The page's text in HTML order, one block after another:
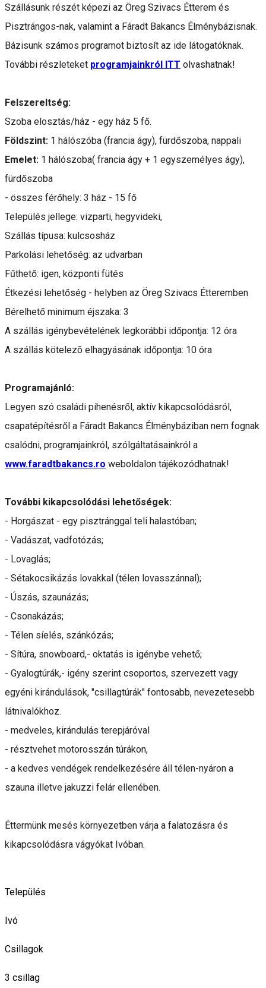
Szállásunk részét képezi az Öreg Szivacs Étterem és
Pisztrángos-nak, valamint a Fáradt Bakancs Élménybázisnak.
Bázisunk számos programot biztosít az ide látogatóknak.
További részleteket programjainkról ITT olvashatnak!
Felszereltség:
Szoba elosztás/ház - egy ház 5 fő.
Földszint: 1 hálószóba (francia ágy), fürdőszoba, nappali
Emelet: 1 hálószoba( francia ágy + 1 egyszemélyes ágy),
fürdőszoba
- összes férőhely: 3 ház - 15 fő
Település jellege: vizparti, hegyvideki,
Szállás típusa: kulcsosház
Parkolási lehetőség: az udvarban
Fűthető: igen, központi fütés
Étkezési lehetőség - helyben az Öreg Szivacs Étteremben
Bérelhető minimum éjszaka: 3
A szállás igénybevételének legkorábbi időpontja: 12 óra
A szállás kötelezõ elhagyásának időpontja: 10 óra
Programajánló:
Legyen szó családi pihenésről, aktív kikapcsolódásról,
csapatépítésről a Fáradt Bakancs Élménybáziban nem fognak
csalódni, programjainkról, szólgáltatásainkról a
www.faradtbakancs.ro weboldalon tájékozódhatnak!
További kikapcsolódási lehetőségek:
- Horgászat - egy pisztránggal teli halastóban;
- Vadászat, vadfotózás;
- Lovaglás;
- Sétakocsikázás lovakkal (télen lovasszánnal);
- Úszás, szaunázás;
- Csonakázás;
- Télen síelés, szánkózás;
- Sítúra, snowboard,- oktatás is igénybe vehető;
- Gyalogtúrák,- igény szerint csoportos, szervezett vagy
egyéni kirándulások, "csillagtúrák" fontosabb, nevezetesebb
látnivalókhoz.
- medveles, kirándulás terepjáróval
- résztvehet motorosszán túrákon,
- a kedves vendégek rendelkezésére áll télen-nyáron a
szauna illetve jakuzzi felár ellenében.
Éttermünk mesés környezetben várja a falatozásra és
kikapcsolódásra vágyókat Ivóban.
Település
Ivó
Csillagok
3 csillag